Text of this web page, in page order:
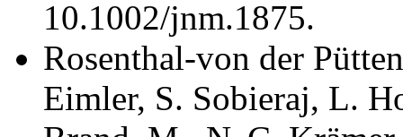
10.1002/jnm.1875.
Rosenthal-von der
Eimler, S. Sobieraj, L.